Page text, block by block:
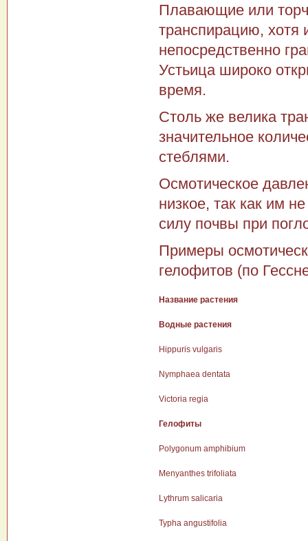
Плавающие или
транспирацию, хотя
непосредственно
Устьица широко
время.
Столь же велика
значительное
стеблями.
Осмотическое
низкое, так как им
силу почвы при
Примеры
гелофитов (по
Название растения
Водные растения
Hippuris vulgaris
Nymphaea dentata
Victoria regia
Гелофиты
Polygonum amphibium
Menyanthes trifoliata
Lythrum salicaria
Typha angustifolia